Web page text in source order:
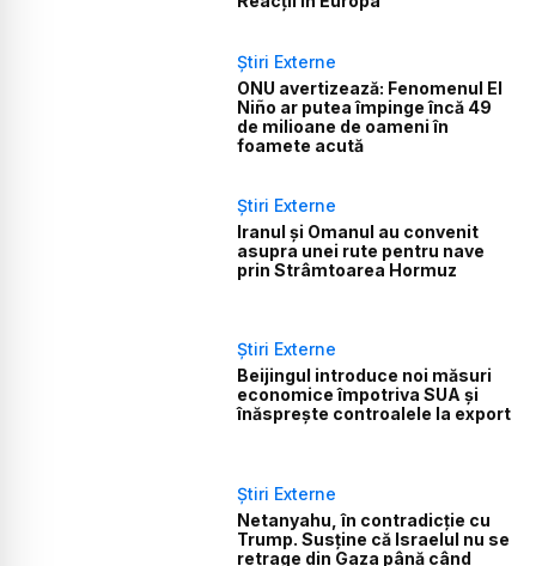
Știri Externe
ONU avertizează: Fenomenul El
Niño ar putea împinge încă 49
de milioane de oameni în
foamete acută
Știri Externe
Iranul și Omanul au convenit
asupra unei rute pentru nave
prin Strâmtoarea Hormuz
Știri Externe
Beijingul introduce noi măsuri
economice împotriva SUA și
înăsprește controalele la export
Știri Externe
Netanyahu, în contradicție cu
Trump. Susține că Israelul nu se
retrage din Gaza până când